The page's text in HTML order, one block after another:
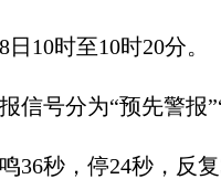
10时至10时20分。
号分为“预先警报”“
秒，停24秒，反复